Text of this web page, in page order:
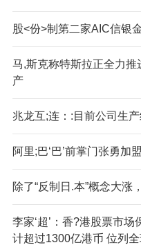
股<份>制第二家AIC信银
马,斯克称特斯拉正全力
产
兆龙互;连：:目前公司生
阿里;巴‘巴’前掌门张勇加
除了“反制日.本”概念大涨
李家‘超’：香?港股票市
计超过1300亿港币 位列